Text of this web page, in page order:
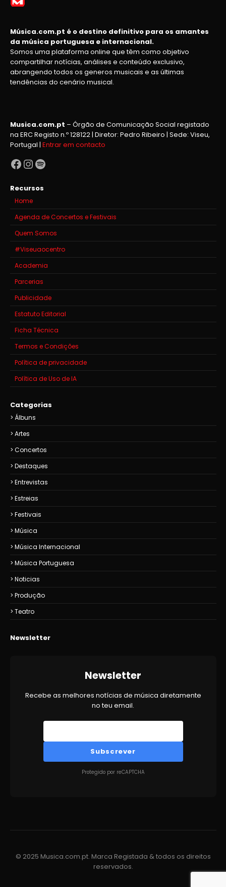
Música.com.pt é o destino definitivo para os amantes
da música portuguesa e internacional.
Somos uma plataforma online que têm como objetivo
compartilhar notícias, análises e conteúdo exclusivo,
abrangendo todos os generos musicais e as últimas
tendências do cenário musical.
Musica.com.pt – Órgão de Comunicação Social registado
na ERC Registo n.º 128122 | Diretor: Pedro Ribeiro | Sede: Viseu,
Portugal | Entrar em contacto
Facebook
Instagram
Spotify
Recursos
Home
Agenda de Concertos e Festivais
Quem Somos
#Viseuaocentro
Academia
Parcerias
Publicidade
Estatuto Editorial
Ficha Técnica
Termos e Condições
Política de privacidade
Política de Uso de IA
Categorias
Álbuns
Artes
Concertos
Destaques
Entrevistas
Estreias
Festivais
Música
Música Internacional
Música Portuguesa
Noticias
Produção
Teatro
Newsletter
Newsletter
Recebe as melhores notícias de música diretamente
no teu email.
Subscrever
Protegido por reCAPTCHA
© 2025 Musica.com.pt. Marca Registada & todos os direitos
reservados.